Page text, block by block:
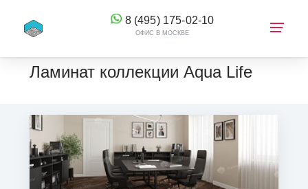
8 (495) 175-02-10
ОФИС В МОСКВЕ
Ламинат коллекции Aqua Life